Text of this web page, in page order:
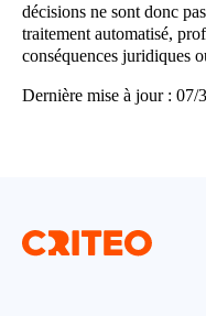
Exemple :
Les adresses
Annonceurs sont
irréversible en
pseudonymisée,
(visualisation,
décisions ne sont donc
traitement automatisé,
conséquences juridiques
Dernière mise à jour : 07/